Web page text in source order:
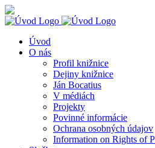
Skip
to
Knihy
na
Úvod
O nás
Profil knižnice
Dejiny knižnice
Ján Bocatius
V médiách
Projekty
Povinné informácie
Ochrana osobných údajov
Information on Rights of